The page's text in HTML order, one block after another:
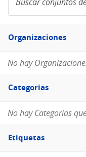
conjuntos
de
Filtro
Organizaciones
No hay
Filtro
Categorias
Categorias
No hay Categorias
Filtro
Etiquetas
Etiquetas